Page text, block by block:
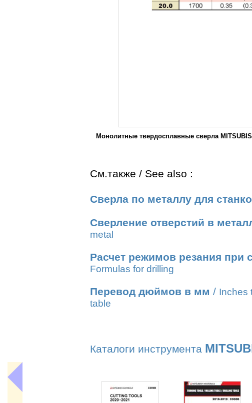
Монолитные твердосплавные сверла
См.также / See also :
Сверла по металлу для
Сверление отверстий в
metal
Расчет режимов резания при
Formulas for drilling
Перевод дюймов в мм / Inches
table
Каталоги инструмента